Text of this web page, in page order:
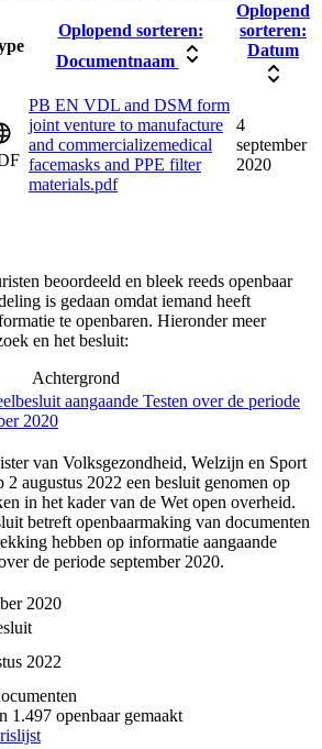
Oplopend sorteren:
Documentnaam
Oplopend
sorteren:
Datum
PB EN VDL and DSM form
joint venture to manufacture
and commercializemedical
facemasks and PPE filter
materials.pdf
4
september
2020
beoordeeld en bleek reeds openbaar
is gedaan omdat iemand heeft
te openbaren. Hieronder meer
en het besluit:
Achtergrond
aangaande Testen over de periode
2020
van Volksgezondheid, Welzijn en Sport
2 augustus 2022 een besluit genomen op
in het kader van de Wet open overheid.
betreft openbaarmaking van documenten
hebben op informatie aangaande
de periode september 2020.
2020
2022
1.497 openbaar gemaakt